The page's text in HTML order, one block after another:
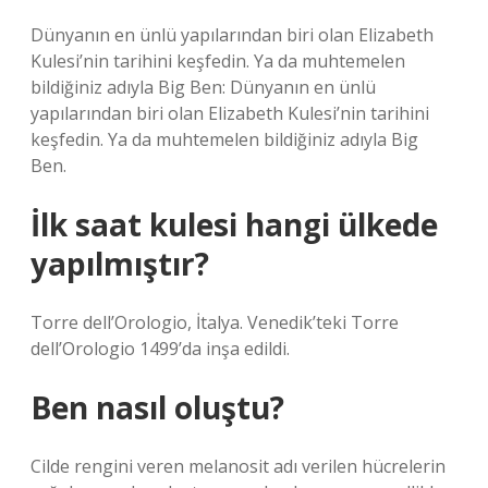
Dünyanın en ünlü yapılarından biri olan Elizabeth
Kulesi’nin tarihini keşfedin. Ya da muhtemelen
bildiğiniz adıyla Big Ben: Dünyanın en ünlü
yapılarından biri olan Elizabeth Kulesi’nin tarihini
keşfedin. Ya da muhtemelen bildiğiniz adıyla Big
Ben.
İlk saat kulesi hangi ülkede
yapılmıştır?
Torre dell’Orologio, İtalya. Venedik’teki Torre
dell’Orologio 1499’da inşa edildi.
Ben nasıl oluştu?
Cilde rengini veren melanosit adı verilen hücrelerin